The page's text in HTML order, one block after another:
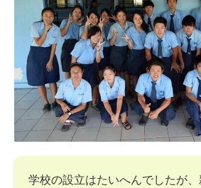
学校の設立はたいへんでしたが